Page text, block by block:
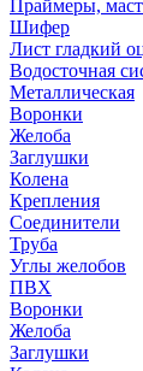
Праймеры,
Шифер
Лист гладкий
Водосточная
Металлическая
Воронки
Желоба
Заглушки
Колена
Крепления
Соединители
Труба
Углы желобов
ПВХ
Воронки
Желоба
Заглушки